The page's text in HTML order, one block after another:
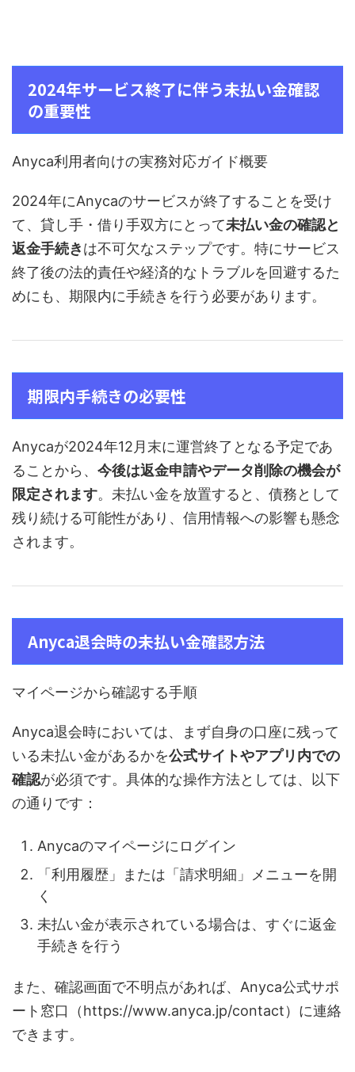
2024年サービス終了に伴う未払い金確認
の重要性
Anyca利用者向けの実務対応ガイド概要
2024年にAnycaのサービスが終了することを受け
て、貸し手・借り手双方にとって未払い金の確認と
返金手続きは不可欠なステップです。特にサービス
終了後の法的責任や経済的なトラブルを回避するた
めにも、期限内に手続きを行う必要があります。
期限内手続きの必要性
Anycaが2024年12月末に運営終了となる予定であ
ることから、 今後は返金申請やデータ削除の機会が
限定されます。未払い金を放置すると、債務として
残り続ける可能性があり、信用情報への影響も懸念
されます。
Anyca退会時の未払い金確認方法
マイページから確認する手順
Anyca退会時においては、まず自身の口座に残って
いる未払い金があるかを公式サイトやアプリ内での
確認が必須です。具体的な操作方法としては、以下
の通りです：
Anycaのマイページにログイン
「利用履歴」または「請求明細」メニューを開
く
未払い金が表示されている場合は、すぐに返金
手続きを行う
また、確認画面で不明点があれば、Anyca公式サポ
ート窓口（https://www.anyca.jp/contact）に連絡
できます。